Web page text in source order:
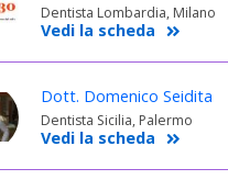
Dentista Lombardia, Milano
Vedi la scheda
Dott. Domenico Seidita
Dentista Sicilia, Palermo
Vedi la scheda